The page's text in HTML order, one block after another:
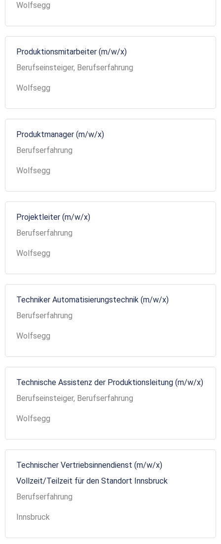
Wolfsegg
Produktionsmitarbeiter (m/w/x)
Berufseinsteiger, Berufserfahrung
Wolfsegg
Produktmanager (m/w/x)
Berufserfahrung
Wolfsegg
Projektleiter (m/w/x)
Berufserfahrung
Wolfsegg
Techniker Automatisierungstechnik (m/w/x)
Berufserfahrung
Wolfsegg
Technische Assistenz der Produktionsleitung (m/w/x)
Berufseinsteiger, Berufserfahrung
Wolfsegg
Technischer Vertriebsinnendienst (m/w/x)
Vollzeit/Teilzeit für den Standort Innsbruck
Berufserfahrung
Innsbruck